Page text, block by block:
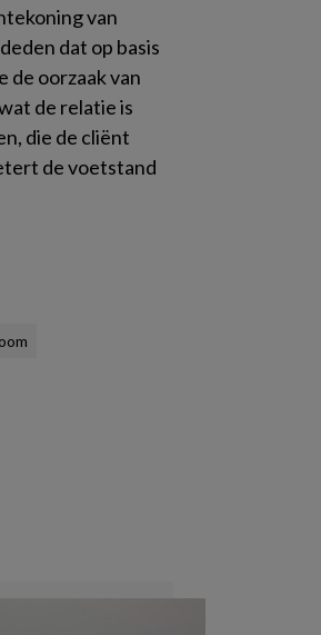
van
dat op basis
de oorzaak van
de relatie is
die de cliënt
de voetstand